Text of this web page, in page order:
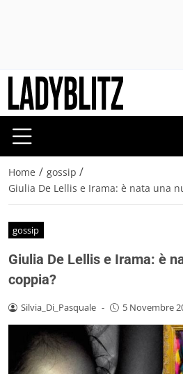
Home / gossip /
Giulia De Lellis e Irama: è nata una
gossip
Giulia De Lellis e Irama: è
coppia?
Silvia_Di_Pasquale - 5 Novembre